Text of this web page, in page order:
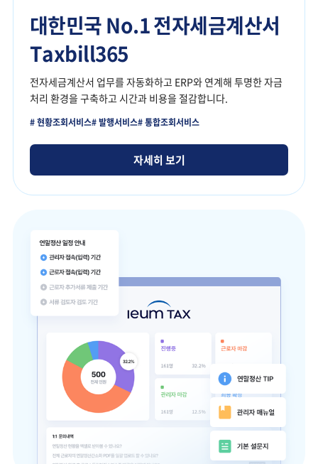
대한민국 No.1전자세금계산서
Taxbill365
전자세금계산서 업무를 자동화하고 ERP와 연계해 투명한 자금
처리 환경을 구축하고 시간과 비용을 절감합니다.
#현황조회서비스#발행서비스#통합조회서비스
자세히 보기